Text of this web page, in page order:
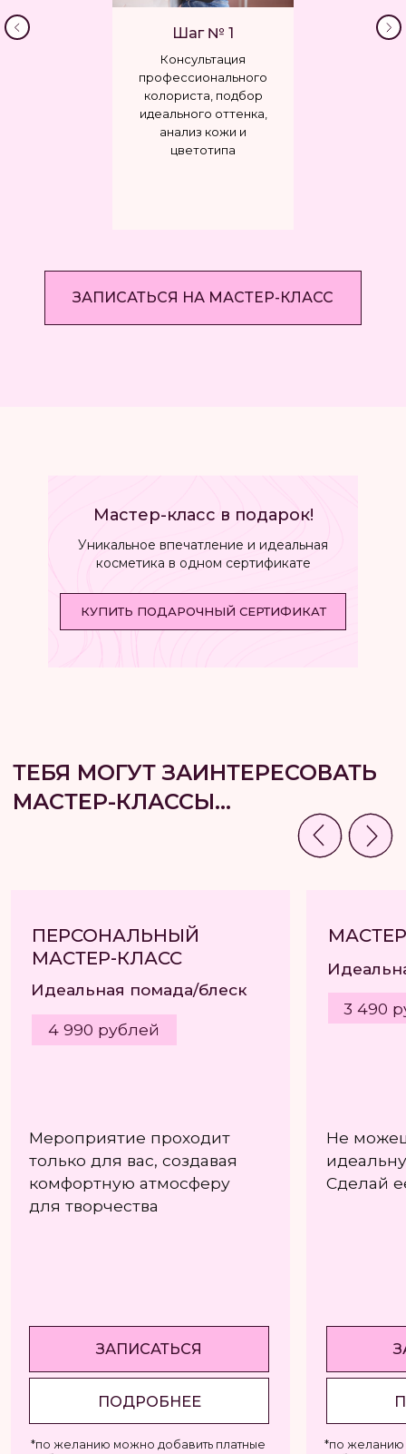
Шаг № 1
Консультация
профессионального
колориста, подбор
идеального оттенка,
анализ кожи и
цветотипа
ЗАПИСАТЬСЯ НА МАСТЕР-КЛАСС
Мастер-класс в подарок!
Уникальное впечатление и идеальная
косметика в одном сертификате
КУПИТЬ ПОДАРОЧНЫЙ СЕРТИФИКАТ
4 990 рублей
ПОДРОБНЕЕ
ЗАПИСАТЬСЯ
добавки. Длительность: 1 час
добавки. Длительность: 1 час